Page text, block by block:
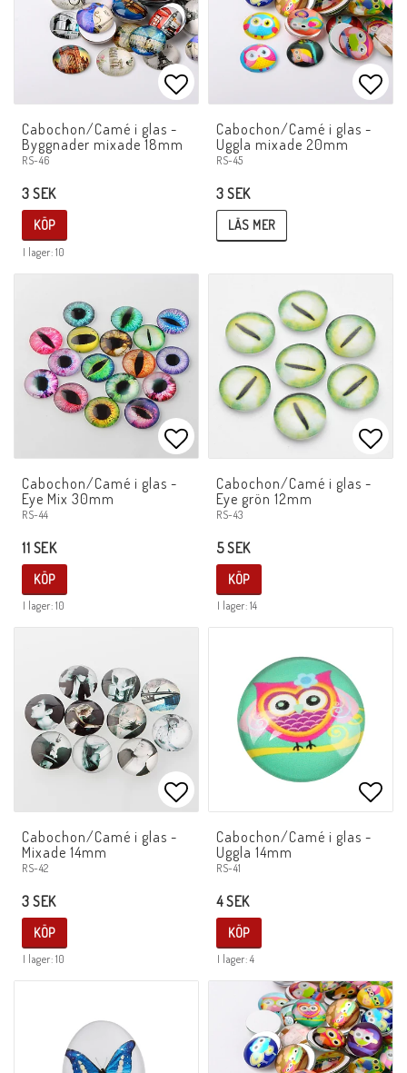
Lägg till i favoritlistan
Cabochon/Camé i glas -
Byggnader mixade 18mm
RS-46
3 SEK
I lager: 10
KÖP
Cabochon/Camé i glas -
Uggla mixade 20mm
RS-45
3 SEK
LÄS MER
Lägg till i favoritlistan
Cabochon/Camé i glas -
Eye Mix 30mm
RS-44
11 SEK
I lager: 10
KÖP
Cabochon/Camé i glas -
Eye grön 12mm
RS-43
5 SEK
I lager: 14
KÖP
Lägg till i favoritlistan
Cabochon/Camé i glas -
Mixade 14mm
RS-42
3 SEK
I lager: 10
KÖP
Cabochon/Camé i glas -
Uggla 14mm
RS-41
4 SEK
I lager: 4
KÖP